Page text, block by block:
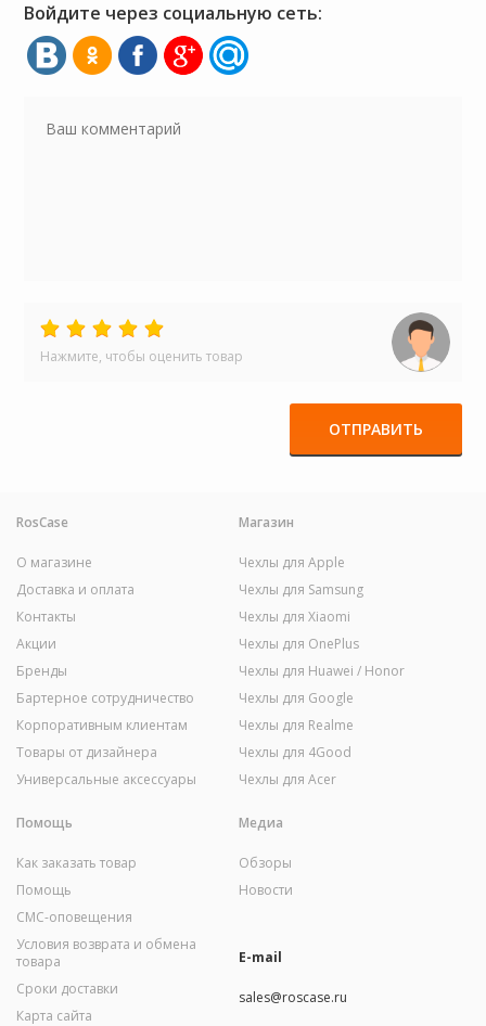
Войдите через социальную сеть:
Нажмите, чтобы оценить товар
ОТПРАВИТЬ
RosCase
О магазине
Доставка и оплата
Контакты
Акции
Бренды
Бартерное сотрудничество
Корпоративным клиентам
Товары от дизайнера
Универсальные аксессуары
Магазин
Чехлы для Apple
Чехлы для Samsung
Чехлы для Xiaomi
Чехлы для OnePlus
Чехлы для Huawei / Honor
Чехлы для Google
Чехлы для Realme
Чехлы для 4Good
Чехлы для Acer
Помощь
Как заказать товар
Помощь
СМС-оповещения
Условия возврата и обмена
товара
Сроки доставки
Карта сайта
Медиа
Обзоры
Новости
E-mail
sales@roscase.ru